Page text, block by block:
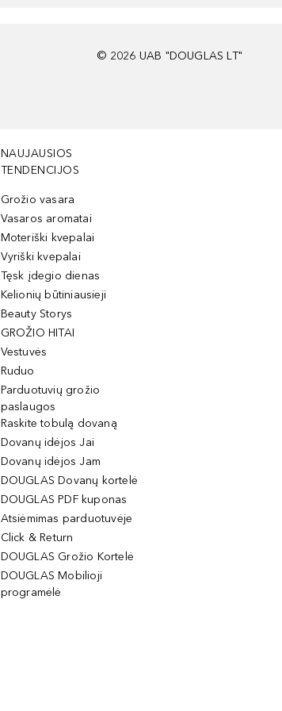
© 2026 UAB "DOUGLAS LT"
NAUJAUSIOS
TENDENCIJOS
Grožio vasara
Vasaros aromatai
Moteriški kvepalai
Vyriški kvepalai
Tęsk įdegio dienas
Kelionių būtiniausieji
Beauty Storys
GROŽIO HITAI
Vestuvės
Ruduo
Parduotuvių grožio
paslaugos
Raskite tobulą dovaną
Dovanų idėjos Jai
Dovanų idėjos Jam
DOUGLAS Dovanų kortelė
DOUGLAS PDF kuponas
Atsiėmimas parduotuvėje
Click & Return
DOUGLAS Grožio Kortelė
DOUGLAS Mobilioji
programėlė